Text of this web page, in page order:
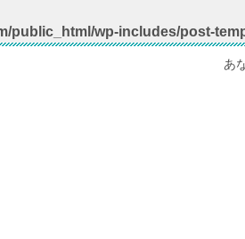
public_html/wp-includes/post-
あ